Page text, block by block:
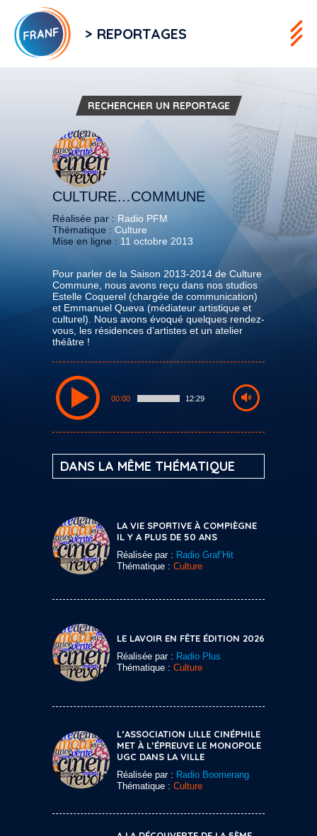
> REPORTAGES
RECHERCHER UN REPORTAGE
CULTURE…COMMUNE
Réalisée par : Radio PFM
Thématique : Culture
Mise en ligne : 11 octobre 2013
Pour parler de la Saison 2013-2014 de Culture
Commune, nous avons reçu dans nos studios
Estelle Coquerel (chargée de communication)
et Emmanuel Queva (médiateur artistique et
culturel). Nous avons évoqué quelques rendez-
vous, les résidences d’artistes et un atelier
théâtre !
00:00 12:29
DANS LA MÊME THÉMATIQUE
LA VIE SPORTIVE À COMPIÈGNE
IL Y A PLUS DE 50 ANS
Réalisée par : Radio Graf’Hit
Thématique : Culture
LE LAVOIR EN FÊTE ÉDITION 2026
Réalisée par : Radio Plus
Thématique : Culture
L’ASSOCIATION LILLE CINÉPHILE
MET À L’ÉPREUVE LE MONOPOLE
UGC DANS LA VILLE
Réalisée par : Radio Boomerang
Thématique : Culture